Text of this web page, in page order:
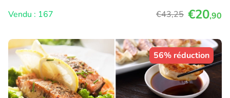
Vendu : 167
€43,25 €20,90
56% réduction